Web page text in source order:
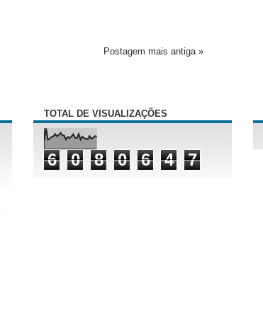
Postagem mais antiga »
TOTAL DE VISUALIZAÇÕES
6 0 8 0 6 4 7